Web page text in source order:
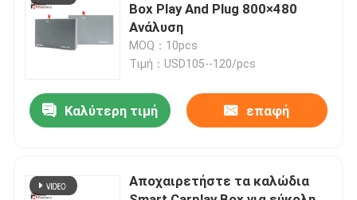
Νέα
Όλες οι περιπτώσεις
Στερεοφωνικό ραδιόφωνο αυτοκινήτου Android
Box Play And Plug 800×480
Ανάλυση
MOQ：10pcs
Τιμή：USD105--120/pcs
Καλύτερη τιμή επαφή
Αποχαιρετήστε τα καλώδια